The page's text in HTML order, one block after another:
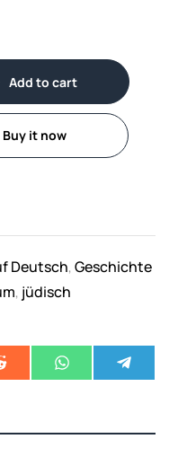
Add to cart
Buy it now
Deutsch,Geschichte
, jüdisch